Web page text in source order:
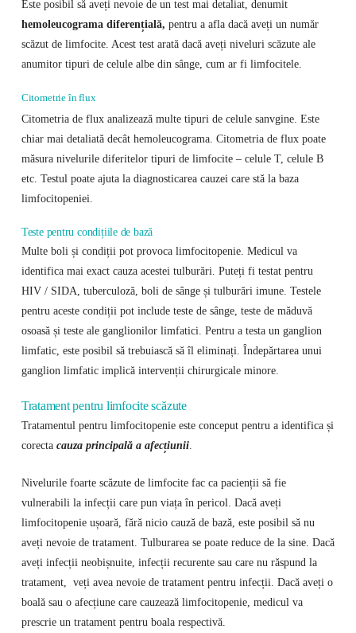
Este posibil să aveți nevoie de un test mai detaliat, denumit
hemoleucograma diferențială, pentru a afla dacă aveți un număr
scăzut de limfocite. Acest test arată dacă aveți niveluri scăzute ale
anumitor tipuri de celule albe din sânge, cum ar fi limfocitele.
Citometrie în flux
Citometria de flux analizează multe tipuri de celule sanvgine. Este
chiar mai detaliată decât hemoleucograma. Citometria de flux poate
măsura nivelurile diferitelor tipuri de limfocite – celule T, celule B
etc. Testul poate ajuta la diagnosticarea cauzei care stă la baza
limfocitopeniei.
Teste pentru condițiile de bază
Multe boli și condiții pot provoca limfocitopenie. Medicul va
identifica mai exact cauza acestei tulburări. Puteți fi testat pentru
HIV / SIDA, tuberculoză, boli de sânge și tulburări imune. Testele
pentru aceste condiții pot include teste de sânge, teste de măduvă
osoasă și teste ale ganglionilor limfatici. Pentru a testa un ganglion
limfatic, este posibil să trebuiască să îl eliminați. Îndepărtarea unui
ganglion limfatic implică intervenții chirurgicale minore.
Tratament pentru limfocite scăzute
Tratamentul pentru limfocitopenie este conceput pentru a identifica și
corecta cauza principală a afecțiunii.
Nivelurile foarte scăzute de limfocite fac ca pacienții să fie
vulnerabili la infecții care pun viața în pericol. Dacă aveți
limfocitopenie ușoară, fără nicio cauză de bază, este posibil să nu
aveți nevoie de tratament. Tulburarea se poate reduce de la sine. Dacă
aveți infecții neobișnuite, infecții recurente sau care nu răspund la
tratament, veți avea nevoie de tratament pentru infecții. Dacă aveți o
boală sau o afecțiune care cauzează limfocitopenie, medicul va
prescrie un tratament pentru boala respectivă.